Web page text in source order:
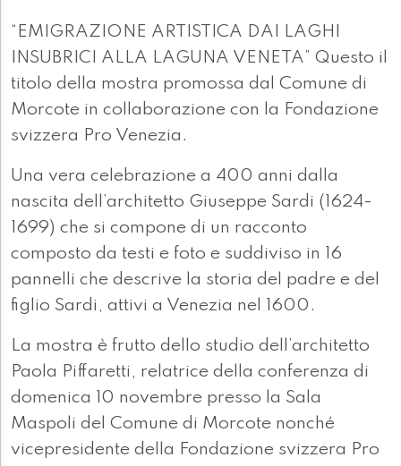
“EMIGRAZIONE ARTISTICA DAI LAGHI
INSUBRICI ALLA LAGUNA VENETA” Questo il
titolo della mostra promossa dal Comune di
Morcote in collaborazione con la Fondazione
svizzera Pro Venezia.
Una vera celebrazione a 400 anni dalla
nascita dell’architetto Giuseppe Sardi (1624-
1699) che si compone di un racconto
composto da testi e foto e suddiviso in 16
pannelli che descrive la storia del padre e del
figlio Sardi, attivi a Venezia nel 1600.
La mostra è frutto dello studio dell’architetto
Paola Piffaretti, relatrice della conferenza di
domenica 10 novembre presso la Sala
Maspoli del Comune di Morcote nonché
vicepresidente della Fondazione svizzera Pro